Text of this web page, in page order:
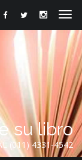
su libro
(011) 4331-4542